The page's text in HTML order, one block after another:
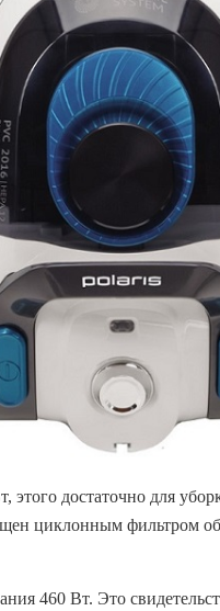
этого достаточно для
циклонным фильтром
460 Вт. Это